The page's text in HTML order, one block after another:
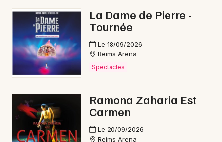
La Dame de Pierre -
Tournée
Le 18/09/2026
Reims Arena
Spectacles
Ramona Zaharia Est
Carmen
Le 20/09/2026
Reims Arena